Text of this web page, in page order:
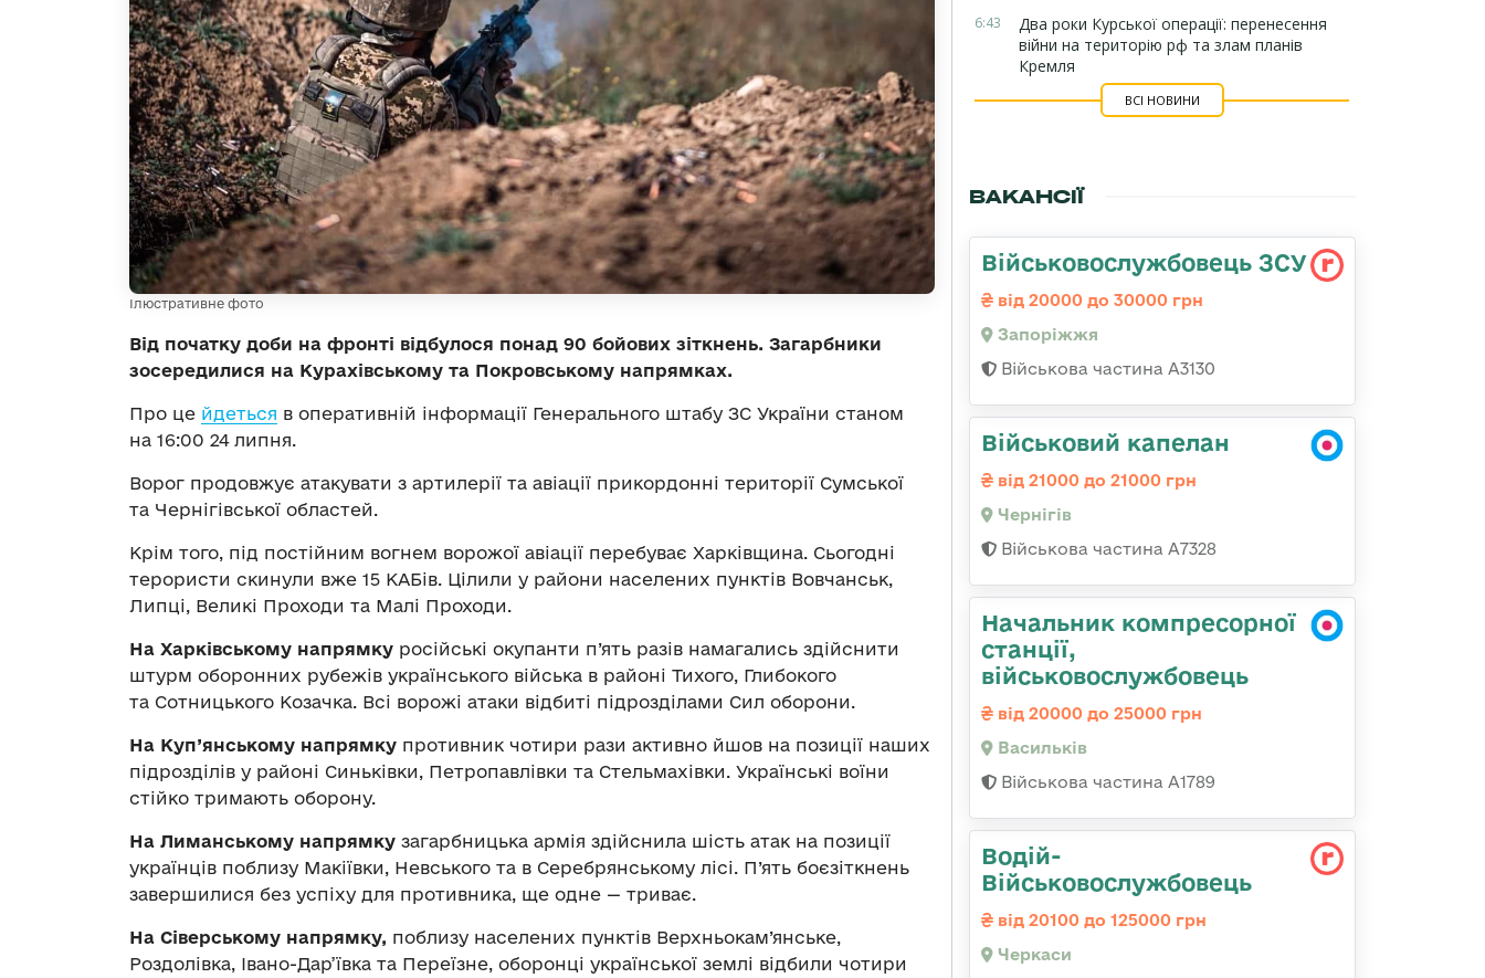
Ілюстративне фото
Від початку доби на фронті відбулося понад 90 бойових зіткнень. Загарбники
зосередилися на Курахівському та Покровському напрямках.
Про це йдеться в оперативній інформації Генерального штабу ЗС України станом
на 16:00 24 липня.
Ворог продовжує атакувати з артилерії та авіації прикордонні території Сумської
та Чернігівської областей.
Крім того, під постійним вогнем ворожої авіації перебуває Харківщина. Сьогодні
терористи скинули вже 15 КАБів. Цілили у райони населених пунктів Вовчанськ,
Липці, Великі Проходи та Малі Проходи.
На Харківському напрямку російські окупанти п’ять разів намагались здійснити
штурм оборонних рубежів українського війська в районі Тихого, Глибокого
та Сотницького Козачка. Всі ворожі атаки відбиті підрозділами Сил оборони.
На Куп’янському напрямку противник чотири рази активно йшов на позиції наших
підрозділів у районі Синьківки, Петропавлівки та Стельмахівки. Українські воїни
стійко тримають оборону.
На Лиманському напрямку загарбницька армія здійснила шість атак на позиції
українців поблизу Макіївки, Невського та в Серебрянському лісі. П’ять боєзіткнень
завершилися без успіху для противника, ще одне — триває.
На Сіверському напрямку, поблизу населених пунктів Верхньокам’янське,
Роздолівка, Івано-Дар’ївка та Переїзне, оборонці української землі відбили чотири
6:43
Два роки Курської операції: перенесення
війни на територію рф та злам планів
Кремля
ВСІ НОВИНИ
ВАКАНСІЇ
Військовослужбовець ЗСУ
від 20000 до 30000 грн
Запоріжжя
Військова частина А3130
Військовий капелан
від 21000 до 21000 грн
Чернігів
Військова частина А7328
Начальник компресорної
станції,
військовослужбовець
від 20000 до 25000 грн
Васильків
Військова частина А1789
Водій-
Військовослужбовець
від 20100 до 125000 грн
Черкаси